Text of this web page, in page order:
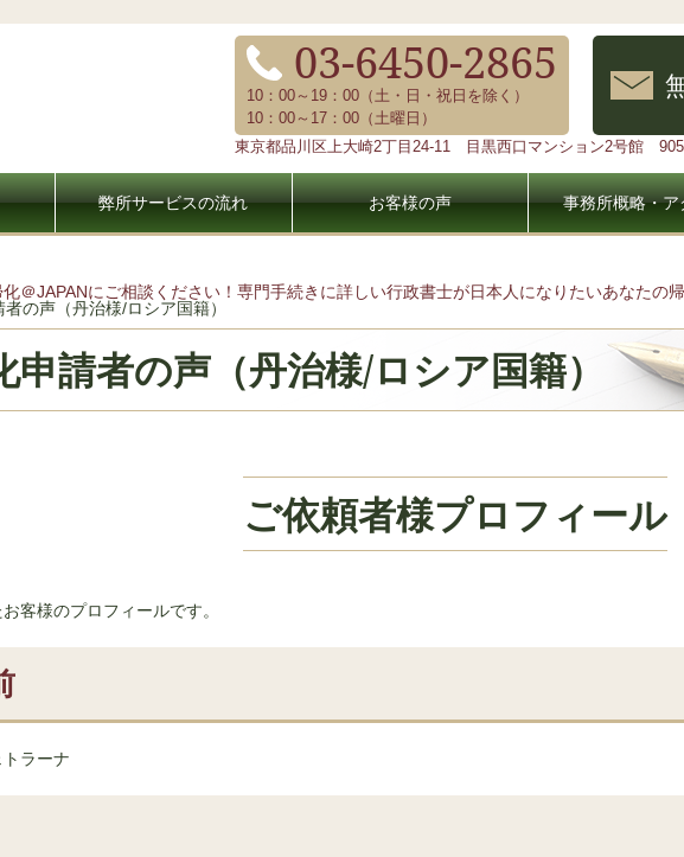
03-6450-2865
10：00～19：00（土・日・祝日を除く）
10：00～17：00（土曜日）
東京都品川区上大崎2丁目24-11 目黒西口マンション2号館
弊所サービスの流れ お客様の声 事務所概略・ア
＠JAPANにご相談ください！専門手続きに詳しい行政書士が日本人になりたいあなたの
者の声（丹治様/ロシア国籍）
申請者の声（丹治様/ロシア国籍）
ご依頼者様プロフィール
客様のプロフィールです。
ラーナ